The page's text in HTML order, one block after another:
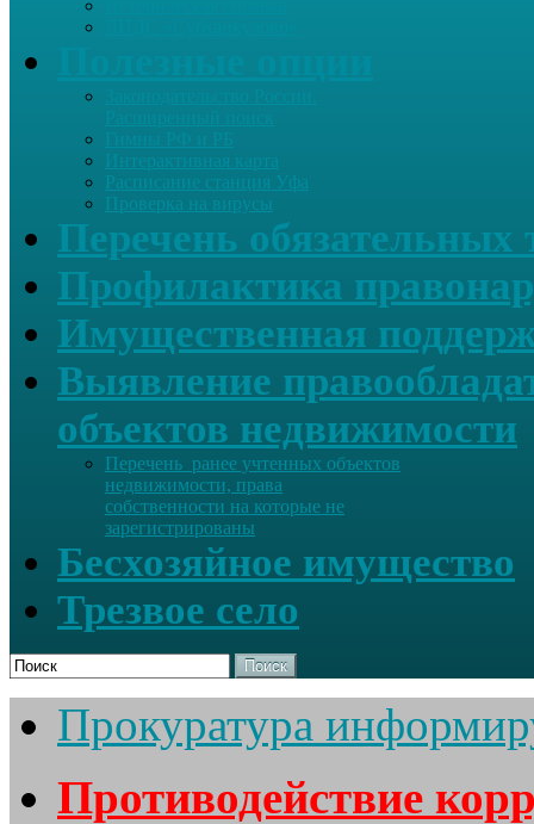
Интерактивная карта
Расписание станция Уфа
Проверка на вирусы
Перечень обязательных
Профилактика
Имущественная
Выявление
объектов недвижимости
Перечень ранее учтенных объектов
недвижимости, права
собственности на которые не
зарегистрированы
Бесхозяйное имущество
Трезвое село
Поиск
Прокуратура
Противодействие